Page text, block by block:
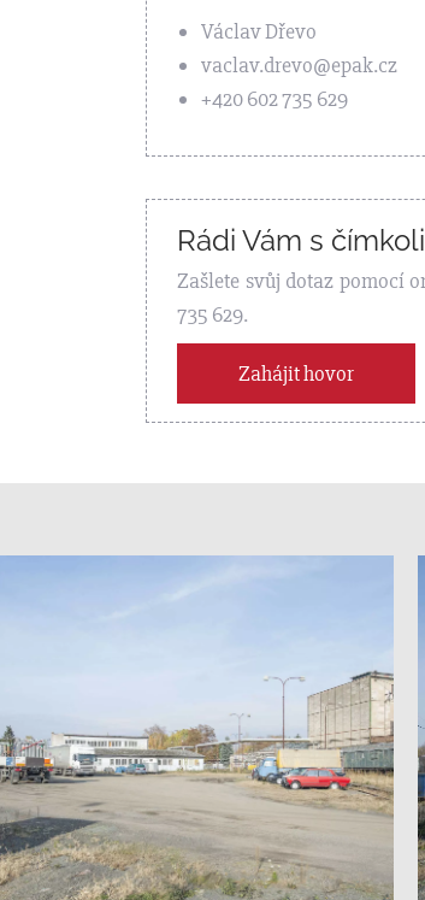
Václav Dřevo
vaclav.drevo@epak.cz
+420 602 735 629
Rádi Vám s
Zašlete svůj dotaz pomocí
735 629.
Zahájit hovor